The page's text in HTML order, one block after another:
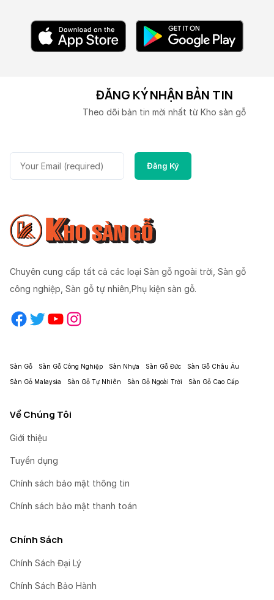
ĐĂNG KÝ NHẬN BẢN TIN
Theo dõi bản tin mời nhất từ Kho sàn gỗ
Chuyên cung cấp tất cả các loại Sàn gỗ ngoài trời, Sàn gỗ
công nghiệp, Sàn gỗ tự nhiên,Phụ kiện sàn gỗ.
Facebook Twitter YouTube Instagram
Sàn Gỗ Sàn Gỗ Công Nghiệp Sàn Nhựa Sàn Gỗ Đức Sàn Gỗ Châu Âu
Sàn Gỗ Malaysia Sàn Gỗ Tự Nhiên Sàn Gỗ Ngoài Trời Sàn Gỗ Cao Cấp
Về Chúng Tôi
Giới thiệu
Tuyển dụng
Chính sách bảo mật thông tin
Chính sách bảo mật thanh toán
Chính Sách
Chính Sách Đại Lý
Chính Sách Bảo Hành